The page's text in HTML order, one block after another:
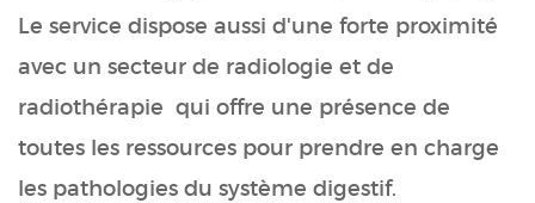
Le service dispose aussi d'une forte proximité
avec un secteur de radiologie et de
radiothérapie qui offre une présence de
toutes les ressources pour prendre en charge
les pathologies du système digestif.